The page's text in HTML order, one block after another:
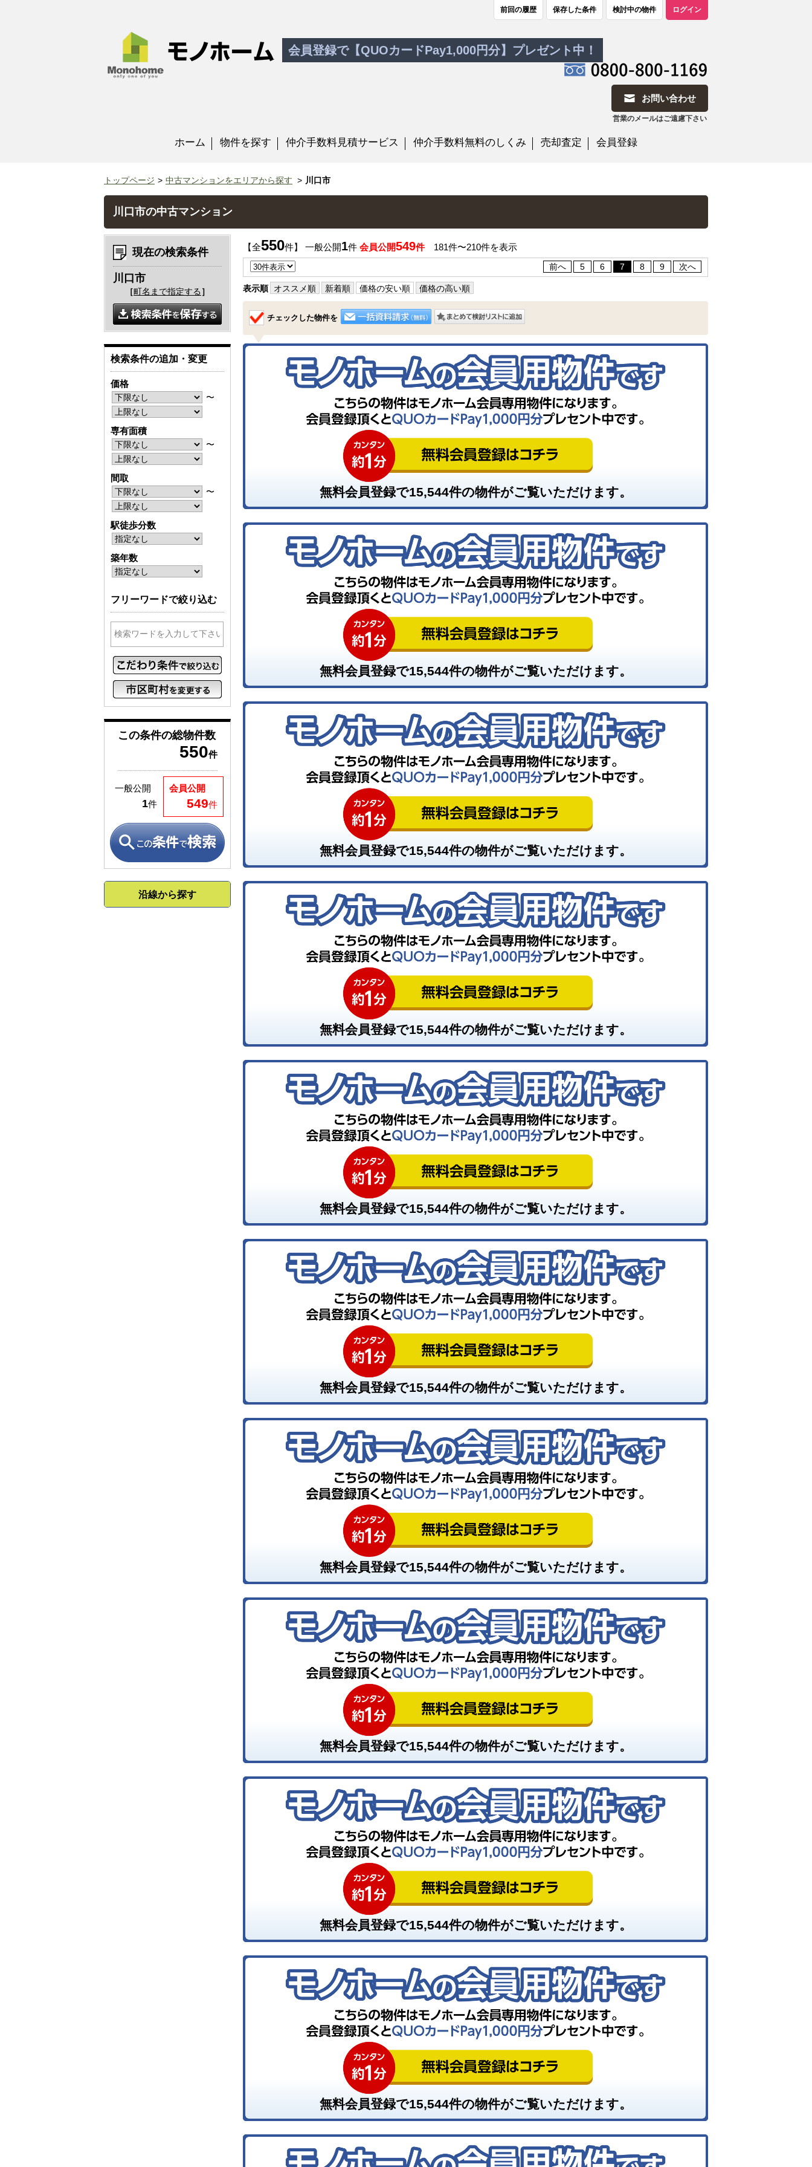
前回の履歴 保存した条件 検討中の物件 ログイン
会員登録で【QUOカードPay1,000円分】プレゼント中！
お問い合わせ
営業のメールはご遠慮下さい
ホーム 物件を探す 仲介手数料見積サービス 仲介手数料無料のしくみ 売却査定 会員登録
トップページ 中古マンションをエリアから探す 川口市
川口市の中古マンション
【全550件】 一般公開1件 会員公開549件181件〜210件を表示
前へ 5 6 7 8 9 次へ
表示順 オススメ順 新着順 価格の安い順 価格の高い順
チェックした物件を
無料会員登録で15,544件の物件がご覧いただけます。
無料会員登録で15,544件の物件がご覧いただけます。
無料会員登録で15,544件の物件がご覧いただけます。
無料会員登録で15,544件の物件がご覧いただけます。
無料会員登録で15,544件の物件がご覧いただけます。
無料会員登録で15,544件の物件がご覧いただけます。
無料会員登録で15,544件の物件がご覧いただけます。
無料会員登録で15,544件の物件がご覧いただけます。
無料会員登録で15,544件の物件がご覧いただけます。
無料会員登録で15,544件の物件がご覧いただけます。
現在の検索条件
川口市
［町名まで指定する ］
検索条件の追加・変更
価格
〜
専有面積
〜
間取
〜
駅徒歩分数
築年数
フリーワードで絞り込む
この条件の総物件数
550件
会員公開
549件
一般公開
1件
沿線から探す